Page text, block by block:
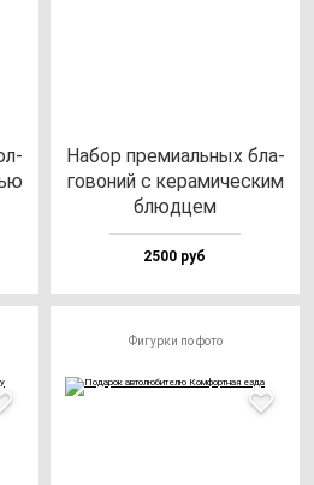
Набор пре­ми­аль­ных бла­
го­во­ний с ке­ра­ми­чес­ким
блюд­цем
2500 руб
Фигурки по фото